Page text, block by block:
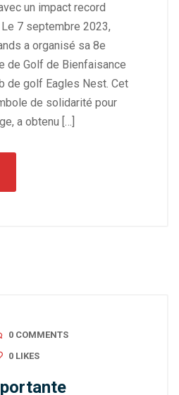
un impact record
Le 7 septembre 2023,
a organisé sa 8e
de Golf de Bienfaisance
de golf Eagles Nest. Cet
de solidarité pour
a obtenu […]
0 COMMENTS
0 LIKES